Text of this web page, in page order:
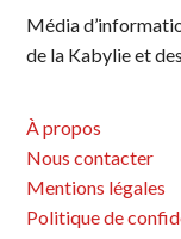
Média
de la Kabylie et
À propos
Nous contacter
Mentions légales
Politique de